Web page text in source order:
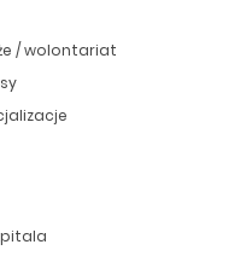
/ wolontariat